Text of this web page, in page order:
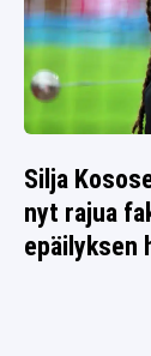
Silja
nyt rajua
epäilyksen